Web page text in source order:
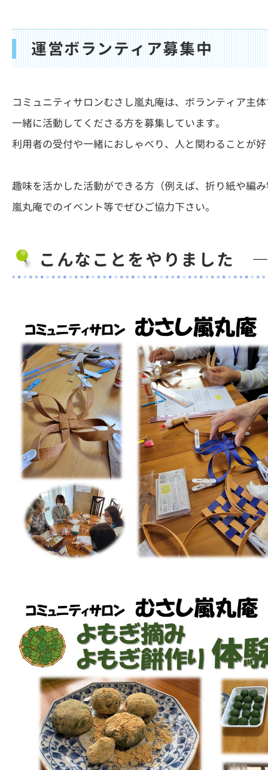
運営ボランティア募集中
コミュニティサロンむさし嵐丸庵は、ボランティア主
一緒に活動してくださる方を募集しています。
利用者の受付や一緒におしゃべり、人と関わることが
趣味を活かした活動ができる方（例えば、折り紙や編
嵐丸庵でのイベント等でぜひご協力下さい。
こんなことをやりました